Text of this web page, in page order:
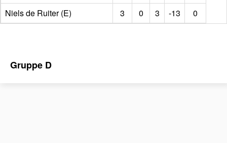
Niels de Ruiter (E)
3 0 3 -13 0
Gruppe D